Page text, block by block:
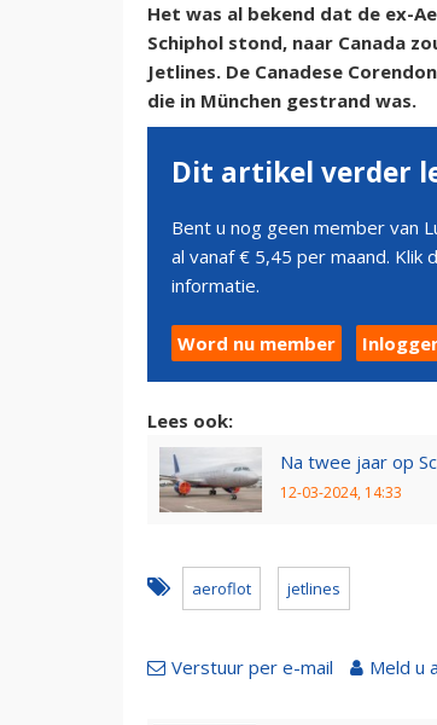
Het was al bekend dat de ex-
Schiphol stond, naar Canada
Jetlines. De Canadese
die in München gestrand was.
Dit artikel verder
Bent u nog geen member van
al vanaf € 5,45 per maand.
informatie.
Word nu member
Lees ook:
Na twee jaar op
12-03-2024, 14:33
aeroflot jetlines
Verstuur per e-mail Meld u